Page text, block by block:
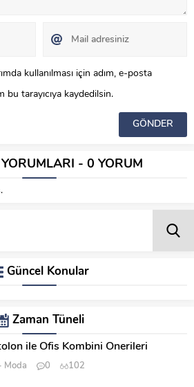
kullanılması için adım, e-posta
bu tarayıcıya kaydedilsin.
- 0 YORUM
Güncel Konular
Zaman Tüneli
ile Ofis Kombini Önerileri
Moda 0 102